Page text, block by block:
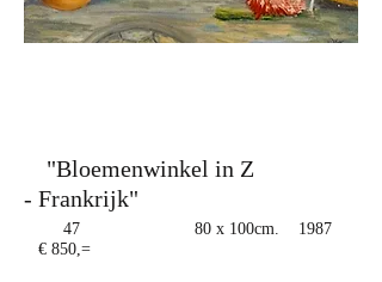
"Bloemenwinkel in Z
- Frankrijk"
47 80 x 100cm. 1987
€ 850,=